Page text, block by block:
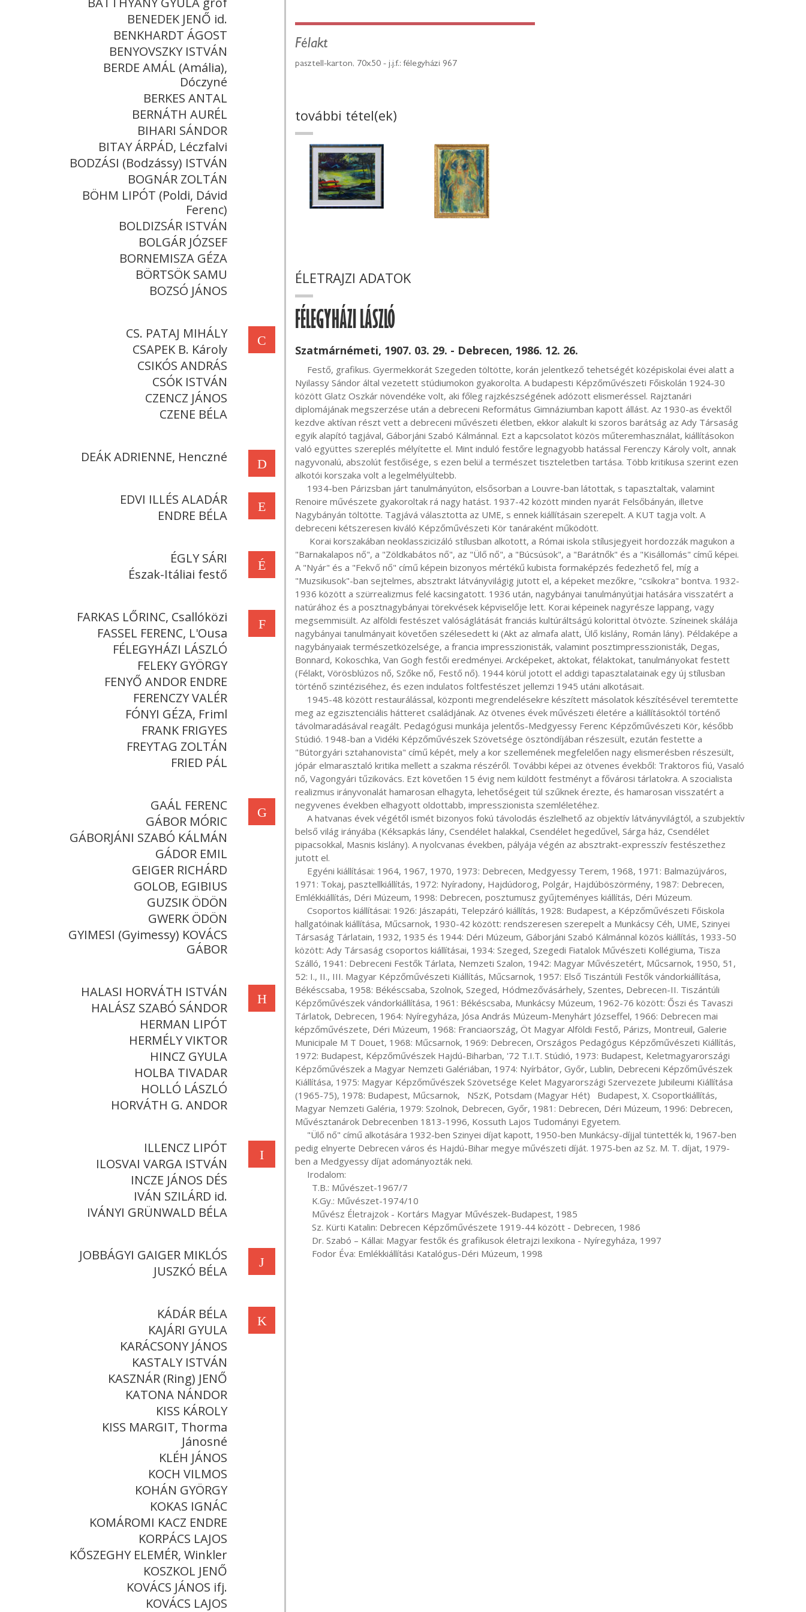
BENEDEK JENŐ id.
BENKHARDT ÁGOST
BENYOVSZKY ISTVÁN
BERDE AMÁL (Amália),
Dóczyné
BERKES ANTAL
BERNÁTH AURÉL
BIHARI SÁNDOR
BITAY ÁRPÁD, Léczfalvi
BODZÁSI (Bodzássy) ISTVÁN
BOGNÁR ZOLTÁN
BÖHM LIPÓT (Poldi, Dávid
Ferenc)
BOLDIZSÁR ISTVÁN
BOLGÁR JÓZSEF
BORNEMISZA GÉZA
BÖRTSÖK SAMU
BOZSÓ JÁNOS
C
CS. PATAJ MIHÁLY
CSAPEK B. Károly
CSIKÓS ANDRÁS
CSÓK ISTVÁN
CZENCZ JÁNOS
CZENE BÉLA
D
DEÁK ADRIENNE, Henczné
E
EDVI ILLÉS ALADÁR
ENDRE BÉLA
É
ÉGLY SÁRI
Észak-Itáliai festő
F
FARKAS LŐRINC, Csallóközi
FASSEL FERENC, L'Ousa
FÉLEGYHÁZI LÁSZLÓ
FELEKY GYÖRGY
FENYŐ ANDOR ENDRE
FERENCZY VALÉR
FÓNYI GÉZA, Friml
FRANK FRIGYES
FREYTAG ZOLTÁN
FRIED PÁL
G
GAÁL FERENC
GÁBOR MÓRIC
GÁBORJÁNI SZABÓ KÁLMÁN
GÁDOR EMIL
GEIGER RICHÁRD
GOLOB, EGIBIUS
GUZSIK ÖDÖN
GWERK ÖDÖN
GYIMESI (Gyimessy) KOVÁCS
GÁBOR
H
HALASI HORVÁTH ISTVÁN
HALÁSZ SZABÓ SÁNDOR
HERMAN LIPÓT
HERMÉLY VIKTOR
HINCZ GYULA
HOLBA TIVADAR
HOLLÓ LÁSZLÓ
HORVÁTH G. ANDOR
I
ILLENCZ LIPÓT
ILOSVAI VARGA ISTVÁN
INCZE JÁNOS DÉS
IVÁN SZILÁRD id.
IVÁNYI GRÜNWALD BÉLA
J
JOBBÁGYI GAIGER MIKLÓS
JUSZKÓ BÉLA
K
KÁDÁR BÉLA
KAJÁRI GYULA
KARÁCSONY JÁNOS
KASTALY ISTVÁN
KASZNÁR (Ring) JENŐ
KATONA NÁNDOR
KISS KÁROLY
KISS MARGIT, Thorma
Jánosné
KLÉH JÁNOS
KOCH VILMOS
KOHÁN GYÖRGY
KOKAS IGNÁC
KOMÁROMI KACZ ENDRE
KORPÁCS LAJOS
KŐSZEGHY ELEMÉR, Winkler
KOSZKOL JENŐ
KOVÁCS JÁNOS ifj.
KOVÁCS LAJOS
Félakt
pasztell-karton, 70x50 - j.j.f.: félegyházi 967
további tétel(ek)
ÉLETRAJZI ADATOK
FÉLEGYHÁZI LÁSZLÓ
Szatmárnémeti, 1907. 03. 29. - Debrecen, 1986. 12. 26.
Nyilassy Sándor által vezetett stúdiumokon gyakorolta. A budapesti Képzőművészeti Főiskolán 1924-30
között Glatz Oszkár növendéke volt, aki főleg rajzkészségének adózott elismeréssel. Rajztanári
diplomájának megszerzése után a debreceni Református Gimnáziumban kapott állást. Az 1930-as évektől
kezdve aktívan részt vett a debreceni művészeti életben, ekkor alakult ki szoros barátság az Ady Társaság
egyik alapító tagjával, Gáborjáni Szabó Kálmánnal. Ezt a kapcsolatot közös műteremhasználat, kiállításokon
való együttes szereplés mélyítette el. Mint induló festőre legnagyobb hatással Ferenczy Károly volt, annak
nagyvonalú, abszolút festőisége, s ezen belül a természet tiszteletben tartása. Több kritikusa szerint ezen
alkotói korszaka volt a legelmélyültebb.
Renoire művészete gyakoroltak rá nagy hatást. 1937-42 között minden nyarát Felsőbányán, illetve
Nagybányán töltötte. Tagjává választotta az UME, s ennek kiállításain szerepelt. A KUT tagja volt. A
debreceni kétszeresen kiváló Képzőművészeti Kör tanáraként működött.
"Barnakalapos nő", a "Zöldkabátos nő", az "Ülő nő", a "Búcsúsok", a "Barátnők" és a "Kisállomás" című képei.
A "Nyár" és a "Fekvő nő" című képein bizonyos mértékű kubista formaképzés fedezhető fel, míg a
"Muzsikusok"-ban sejtelmes, absztrakt látványvilágig jutott el, a képeket mezőkre, "csíkokra" bontva. 1932-
1936 között a szürrealizmus felé kacsingatott. 1936 után, nagybányai tanulmányútjai hatására visszatért a
natúrához és a posztnagybányai törekvések képviselője lett. Korai képeinek nagyrésze lappang, vagy
megsemmisült. Az alföldi festészet valóságlátását franciás kultúráltságú kolorittal ötvözte. Színeinek skálája
nagybányai tanulmányait követően szélesedett ki (Akt az almafa alatt, Ülő kislány, Román lány). Példaképe a
nagybányaiak természetközelsége, a francia impresszionisták, valamint posztimpresszionisták, Degas,
Bonnard, Kokoschka, Van Gogh festői eredményei. Arcképeket, aktokat, félaktokat, tanulmányokat festett
(Félakt, Vörösblúzos nő, Szőke nő, Festő nő). 1944 körül jotott el addigi tapasztalatainak egy új stílusban
történő szintéziséhez, és ezen indulatos foltfestészet jellemzi 1945 utáni alkotásait.
meg az egzisztenciális hátteret családjának. Az ötvenes évek művészeti életére a kiállításoktól történő
távolmaradásával reagált. Pedagógusi munkája jelentős-Medgyessy Ferenc Képzőművészeti Kör, később
Stúdió. 1948-ban a Vidéki Képzőművészek Szövetsége ösztöndíjában részesült, ezután festette a
"Bútorgyári sztahanovista" című képét, mely a kor szellemének megfelelően nagy elismerésben részesült,
jópár elmarasztaló kritika mellett a szakma részéről. További képei az ötvenes évekből: Traktoros fiú, Vasaló
nő, Vagongyári tűzikovács. Ezt követően 15 évig nem küldött festményt a fővárosi tárlatokra. A szocialista
realizmus irányvonalát hamarosan elhagyta, lehetőségeit túl szűknek érezte, és hamarosan visszatért a
negyvenes években elhagyott oldottabb, impresszionista szemléletéhez.
belső világ irányába (Kéksapkás lány, Csendélet halakkal, Csendélet hegedűvel, Sárga ház, Csendélet
pipacsokkal, Masnis kislány). A nyolcvanas években, pályája végén az absztrakt-expresszív festészethez
jutott el.
1971: Tokaj, pasztellkiállítás, 1972: Nyíradony, Hajdúdorog, Polgár, Hajdúböszörmény, 1987: Debrecen,
Emlékkiállítás, Déri Múzeum, 1998: Debrecen, posztumusz gyűjteményes kiállítás, Déri Múzeum.
hallgatóinak kiállítása, Műcsarnok, 1930-42 között: rendszeresen szerepelt a Munkácsy Céh, UME, Szinyei
Társaság Tárlatain, 1932, 1935 és 1944: Déri Múzeum, Gáborjáni Szabó Kálmánnal közös kiállítás, 1933-50
között: Ady Társaság csoportos kiállításai, 1934: Szeged, Szegedi Fiatalok Művészeti Kollégiuma, Tisza
Szálló, 1941: Debreceni Festők Tárlata, Nemzeti Szalon, 1942: Magyar Művészetért, Műcsarnok, 1950, 51,
52: I., II., III. Magyar Képzőművészeti Kiállítás, Műcsarnok, 1957: Első Tiszántúli Festők vándorkiállítása,
Békéscsaba, 1958: Békéscsaba, Szolnok, Szeged, Hódmezővásárhely, Szentes, Debrecen-II. Tiszántúli
Képzőművészek vándorkiállítása, 1961: Békéscsaba, Munkácsy Múzeum, 1962-76 között: Őszi és Tavaszi
Tárlatok, Debrecen, 1964: Nyíregyháza, Jósa András Múzeum-Menyhárt Józseffel, 1966: Debrecen mai
képzőművészete, Déri Múzeum, 1968: Franciaország, Öt Magyar Alföldi Festő, Párizs, Montreuil, Galerie
Municipale M T Douet, 1968: Műcsarnok, 1969: Debrecen, Országos Pedagógus Képzőművészeti Kiállítás,
1972: Budapest, Képzőművészek Hajdú-Biharban, '72 T.I.T. Stúdió, 1973: Budapest, Keletmagyarországi
Képzőművészek a Magyar Nemzeti Galériában, 1974: Nyírbátor, Győr, Lublin, Debreceni Képzőművészek
Kiállítása, 1975: Magyar Képzőművészek Szövetsége Kelet Magyarországi Szervezete Jubileumi Kiállítása
(1965-75), 1978: Budapest, Műcsarnok,   NSzK, Potsdam (Magyar Hét)   Budapest, X. Csoportkiállítás,
Magyar Nemzeti Galéria, 1979: Szolnok, Debrecen, Győr, 1981: Debrecen, Déri Múzeum, 1996: Debrecen,
Művésztanárok Debrecenben 1813-1996, Kossuth Lajos Tudományi Egyetem.
pedig elnyerte Debrecen város és Hajdú-Bihar megye művészeti díját. 1975-ben az Sz. M. T. díjat, 1979-
ben a Medgyessy díjat adományozták neki.
       Fodor Éva: Emlékkiállítási Katalógus-Déri Múzeum, 1998